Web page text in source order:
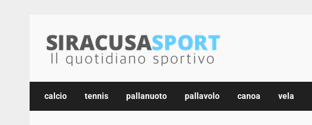
content
calcio tennis pallanuoto pallavolo canoa vela